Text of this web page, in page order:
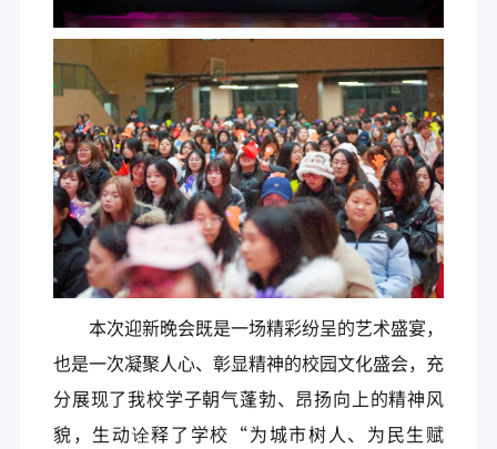
本次迎新晚会既是一场精彩纷呈的艺术盛宴，
也是一次凝聚人心、彰显精神的校园文化盛会，充
分展现了我校学子朝气蓬勃、昂扬向上的精神风
貌，生动诠释了学校“为城市树人、为民生赋